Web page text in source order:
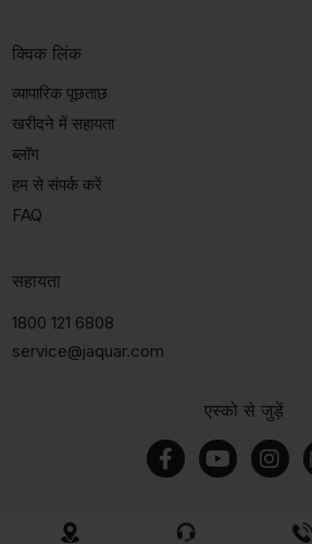
एस्को से जुड़ें
क्विक लिंक
व्यापारिक पूछताछ
खरीदने में सहायता
ब्लॉग
हम से संपर्क करें
FAQ
सहायता
1800 121 6808
service@jaquar.com